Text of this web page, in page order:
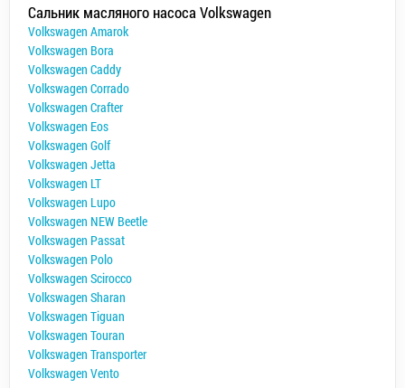
Сальник масляного насоса Volkswagen
Volkswagen Amarok
Volkswagen Bora
Volkswagen Caddy
Volkswagen Corrado
Volkswagen Crafter
Volkswagen Eos
Volkswagen Golf
Volkswagen Jetta
Volkswagen LT
Volkswagen Lupo
Volkswagen NEW Beetle
Volkswagen Passat
Volkswagen Polo
Volkswagen Scirocco
Volkswagen Sharan
Volkswagen Tiguan
Volkswagen Touran
Volkswagen Transporter
Volkswagen Vento